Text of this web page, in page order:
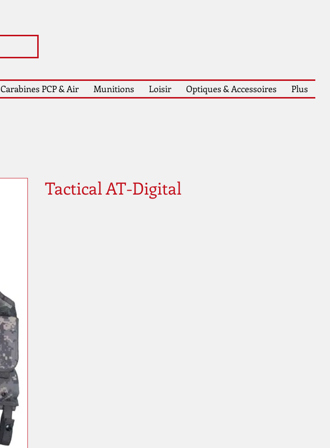
Carabines PCP & Air Munitions Loisir Optiques & Accessoires Plus
Tactical AT-Digital